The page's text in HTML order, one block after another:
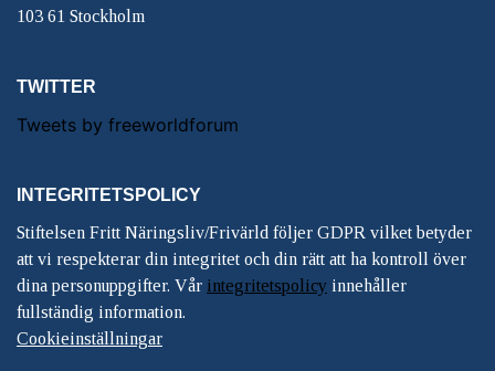
103 61 Stockholm
TWITTER
Tweets by freeworldforum
INTEGRITETSPOLICY
Stiftelsen Fritt Näringsliv/Frivärld följer GDPR vilket betyder
att vi respekterar din integritet och din rätt att ha kontroll över
dina personuppgifter. Vår integritetspolicy innehåller
fullständig information.
Cookieinställningar